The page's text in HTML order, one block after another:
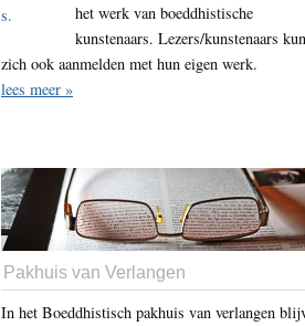
het werk van boeddhistische
kunstenaars. Lezers/kunstenaars
zich ook aanmelden met hun eigen werk.
lees meer »
Pakhuis van Verlangen
In het Boeddhistisch pakhuis van verlangen